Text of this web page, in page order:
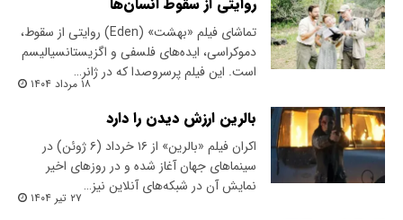
تماشای فیلم «بهشت» (Eden) روایتی از سقوط،
دموکراسی، ایده‌های فلسفی و اگزیستانسیالیسم
است. این فیلم پرسروصدا که در ژانر…
۱۸ مرداد ۱۴۰۴
بالرین ارزش دیدن را دارد
اکران فیلم «بالرین» از ۱۶ خرداد (۶ ژوئن) در
سینماهای جهان آغاز شده و در روزهای اخیر
نمایش آن در شبکه‌های آنلاین نیز…
۲۷ تیر ۱۴۰۴